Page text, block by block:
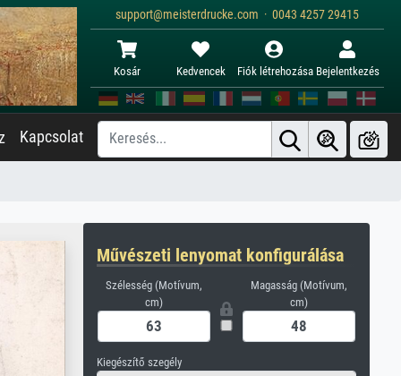
support@meisterdrucke.com · 0043 4257 29415
Kosár Kedvencek Fiók létrehozása Bejelentkezés
Kapcsolat
Művészeti lenyomat konfigurálása
Szélesség (Motívum,
cm)
Magasság (Motívum,
cm)
Kiegészítő szegély